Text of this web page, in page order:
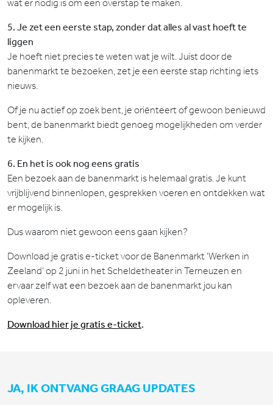
wat er nodig is om een overstap te maken.
5. Je zet een eerste stap, zonder dat alles al vast hoeft te
liggen
Je hoeft niet precies te weten wat je wilt. Juist door de
banenmarkt te bezoeken, zet je een eerste stap richting iets
nieuws.
Of je nu actief op zoek bent, je oriënteert of gewoon benieuwd
bent, de banenmarkt biedt genoeg mogelijkheden om verder
te kijken.
6. En het is ook nog eens gratis
Een bezoek aan de banenmarkt is helemaal gratis. Je kunt
vrijblijvend binnenlopen, gesprekken voeren en ontdekken wat
er mogelijk is.
Dus waarom niet gewoon eens gaan kijken?
Download je gratis e-ticket voor de Banenmarkt ‘Werken in
Zeeland’ op 2 juni in het Scheldetheater in Terneuzen en
ervaar zelf wat een bezoek aan de banenmarkt jou kan
opleveren.
Download hier je gratis e-ticket.
JA, IK ONTVANG GRAAG UPDATES